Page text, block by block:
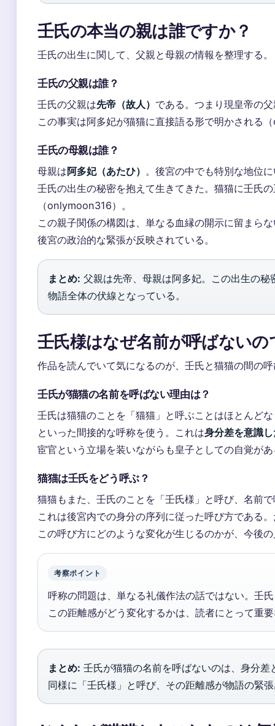
壬氏の本当の親は誰ですか？
壬氏の出生に関して、父親と母親の情報を整理する。
壬氏の父親は誰？
壬氏の父親は先帝（故人） である。つまり現皇帝の
この事実は阿多妃が猫猫に直接語る形で明かされる
壬氏の母親は誰？
母親は阿多妃（あたひ） 。後宮の中でも特別な地位
壬氏の出生の秘密を抱えて生きてきた。猫猫に壬氏
（onlymoon316）。
この親子関係の構図は、単なる血縁の開示に留まら
後宮の政治的な緊張が反映されている。
まとめ: 父親は先帝、母親は阿多妃。この出生の
物語全体の伏線となっている。
壬氏様はなぜ名前が呼ばない
作品を読んでいて気になるのが、壬氏と猫猫の間の
壬氏が猫猫の名前を呼ばない理由は？
壬氏は猫猫のことを「猫猫」と呼ぶことはほとんど
といった間接的な呼称を使う。これは身分差を意識
宦官という立場を装いながらも皇子としての自覚が
猫猫は壬氏をどう呼ぶ？
猫猫もまた、壬氏のことを「壬氏様」と呼び、名前
これは後宮内での身分の序列に従った呼び方である
この呼び方にどのような変化が生じるのかが、今後
考察ポイント
呼称の問題は、単なる礼儀作法の話ではない。壬
この距離感がどう変化するかは、読者にとって重
まとめ: 壬氏が猫猫の名前を呼ばないのは、身分
同様に「壬氏様」と呼び、その距離感が物語の緊